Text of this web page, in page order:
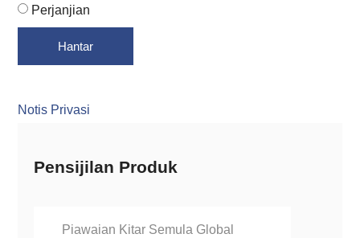
Pensijilan Produk
Piawaian Kitar Semula Global
Perjanjian
Hantar
Notis Privasi